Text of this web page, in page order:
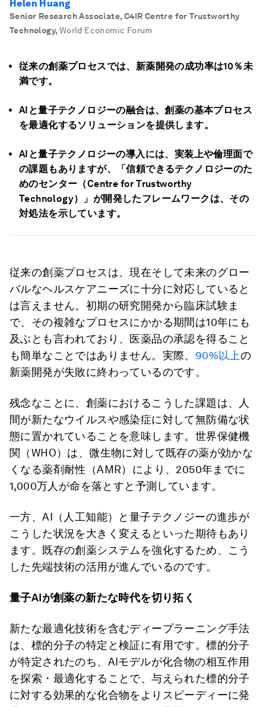
Helen Huang
Senior Research Associate, C4IR Centre for Trustworthy
Technology, World Economic Forum
従来の創薬プロセスでは、新薬開発の成功率は10％未
満です。
AIと量子テクノロジーの融合は、創薬の基本プロセス
を最適化するソリューションを提供します。
AIと量子テクノロジーの導入には、実装上や倫理面で
の課題もありますが、「信頼できるテクノロジーのた
めのセンター（Centre for Trustworthy
Technology）」が開発したフレームワークは、その
対処法を示しています。
従来の創薬プロセスは、現在そして未来のグロー
バルなヘルスケアニーズに十分に対応していると
は言えません。初期の研究開発から臨床試験ま
で、その複雑なプロセスにかかる期間は10年にも
及ぶとも言われており、医薬品の承認を得ること
も簡単なことではありません。実際、 90%以上の
新薬開発が失敗に終わっているのです。
残念なことに、創薬におけるこうした課題は、人
間が新たなウイルスや感染症に対して無防備な状
態に置かれていることを意味します。世界保健機
関（WHO）は、微生物に対して既存の薬が効かな
くなる薬剤耐性（AMR）により、2050年までに
1,000万人が命を落とすと予測しています。
一方、AI（人工知能）と量子テクノジーの進歩が
こうした状況を大きく変えるといった期待もあり
ます。既存の創薬システムを強化するため、こう
した先端技術の活用が進んでいるのです。
量子AIが創薬の新たな時代を切り拓く
新たな最適化技術を含むディープラーニング手法
は、標的分子の特定と検証に有用です。標的分子
が特定されたのち、AIモデルが化合物の相互作用
を探索・最適化することで、与えられた標的分子
に対する効果的な化合物をよりスピーディーに発